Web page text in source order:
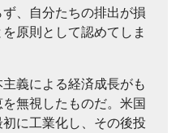
、自分たちの排出が損
原則として認めてしま
義による経済成長がも
無視したものだ。米国
に工業化し、その後投